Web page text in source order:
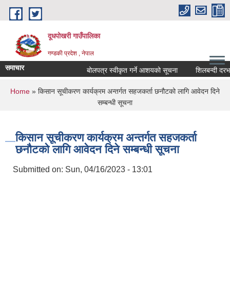
Skip to main content
दूधपोखरी गाउँपालिका
गण्डकी प्रदेश , नेपाल
समाचार बोलपत्र स्वीकृत गर्ने आशयको सूचना शिलबन्दी
You are here
Home » किसान सूचीकरण कार्यक्रम अन्तर्गत सहजकर्ता छनौटको लागि आवेदन दिने
सम्बन्धी सूचना
किसान सूचीकरण कार्यक्रम अन्तर्गत सहजकर्ता
छनौटको लागि आवेदन दिने सम्बन्धी सूचना
Submitted on: Sun, 04/16/2023 - 13:01